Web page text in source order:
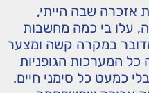
אזכרה שבה הייתי,
עלו בי כמה מחשבות
במקרה קשה ומצער
המערכות הגופניות
כמעט כל סימני חיים.